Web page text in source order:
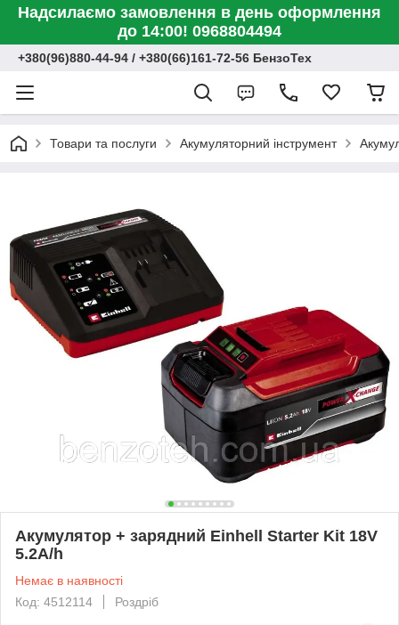
Надсилаємо замовлення в день оформлення
до 14:00! 0968804494
+380(96)880-44-94 / +380(66)161-72-56 БензоТех
Товари та послуги Акумуляторний інструмент
Акумулятор + зарядний Einhell Starter Kit 18V
5.2A/h
Немає в наявності
Код: 4512114
Роздріб